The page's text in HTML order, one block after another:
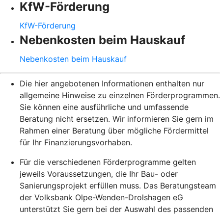
KfW-Förderung
KfW-Förderung
Nebenkosten beim Hauskauf
Nebenkosten beim Hauskauf
Die hier angebotenen Informationen enthalten nur
allgemeine Hinweise zu einzelnen Förderprogrammen.
Sie können eine ausführliche und umfassende
Beratung nicht ersetzen. Wir informieren Sie gern im
Rahmen einer Beratung über mögliche Fördermittel
für Ihr Finanzierungsvorhaben.
Für die verschiedenen Förderprogramme gelten
jeweils Voraussetzungen, die Ihr Bau- oder
Sanierungsprojekt erfüllen muss. Das Beratungsteam
der Volksbank Olpe-Wenden-Drolshagen eG
unterstützt Sie gern bei der Auswahl des passenden